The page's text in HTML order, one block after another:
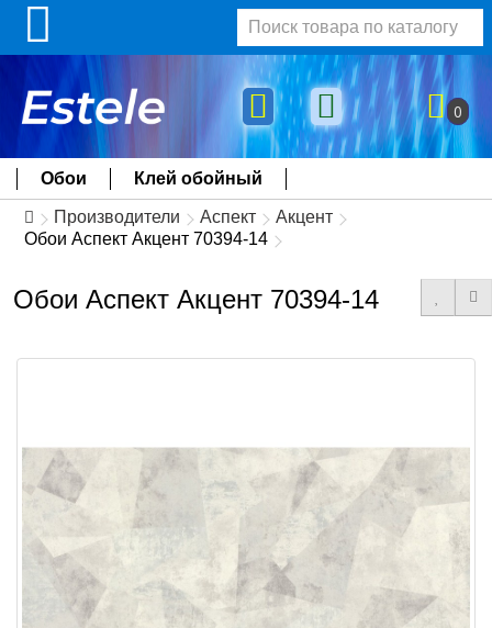
0
Обои Клей обойный
Производители Аспект
Акцент
Обои Аспект Акцент 70394-14
Обои Аспект Акцент 70394-14